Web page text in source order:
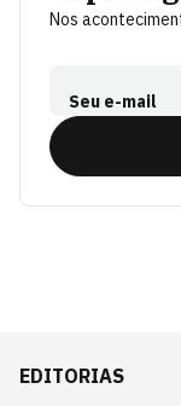
Nos
Seu e-mail
EDITORIAS